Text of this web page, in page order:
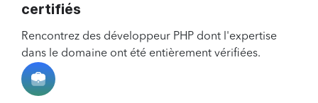
certifiés
Rencontrez des développeur PHP dont l'expertise
dans le domaine ont été entièrement vérifiées.